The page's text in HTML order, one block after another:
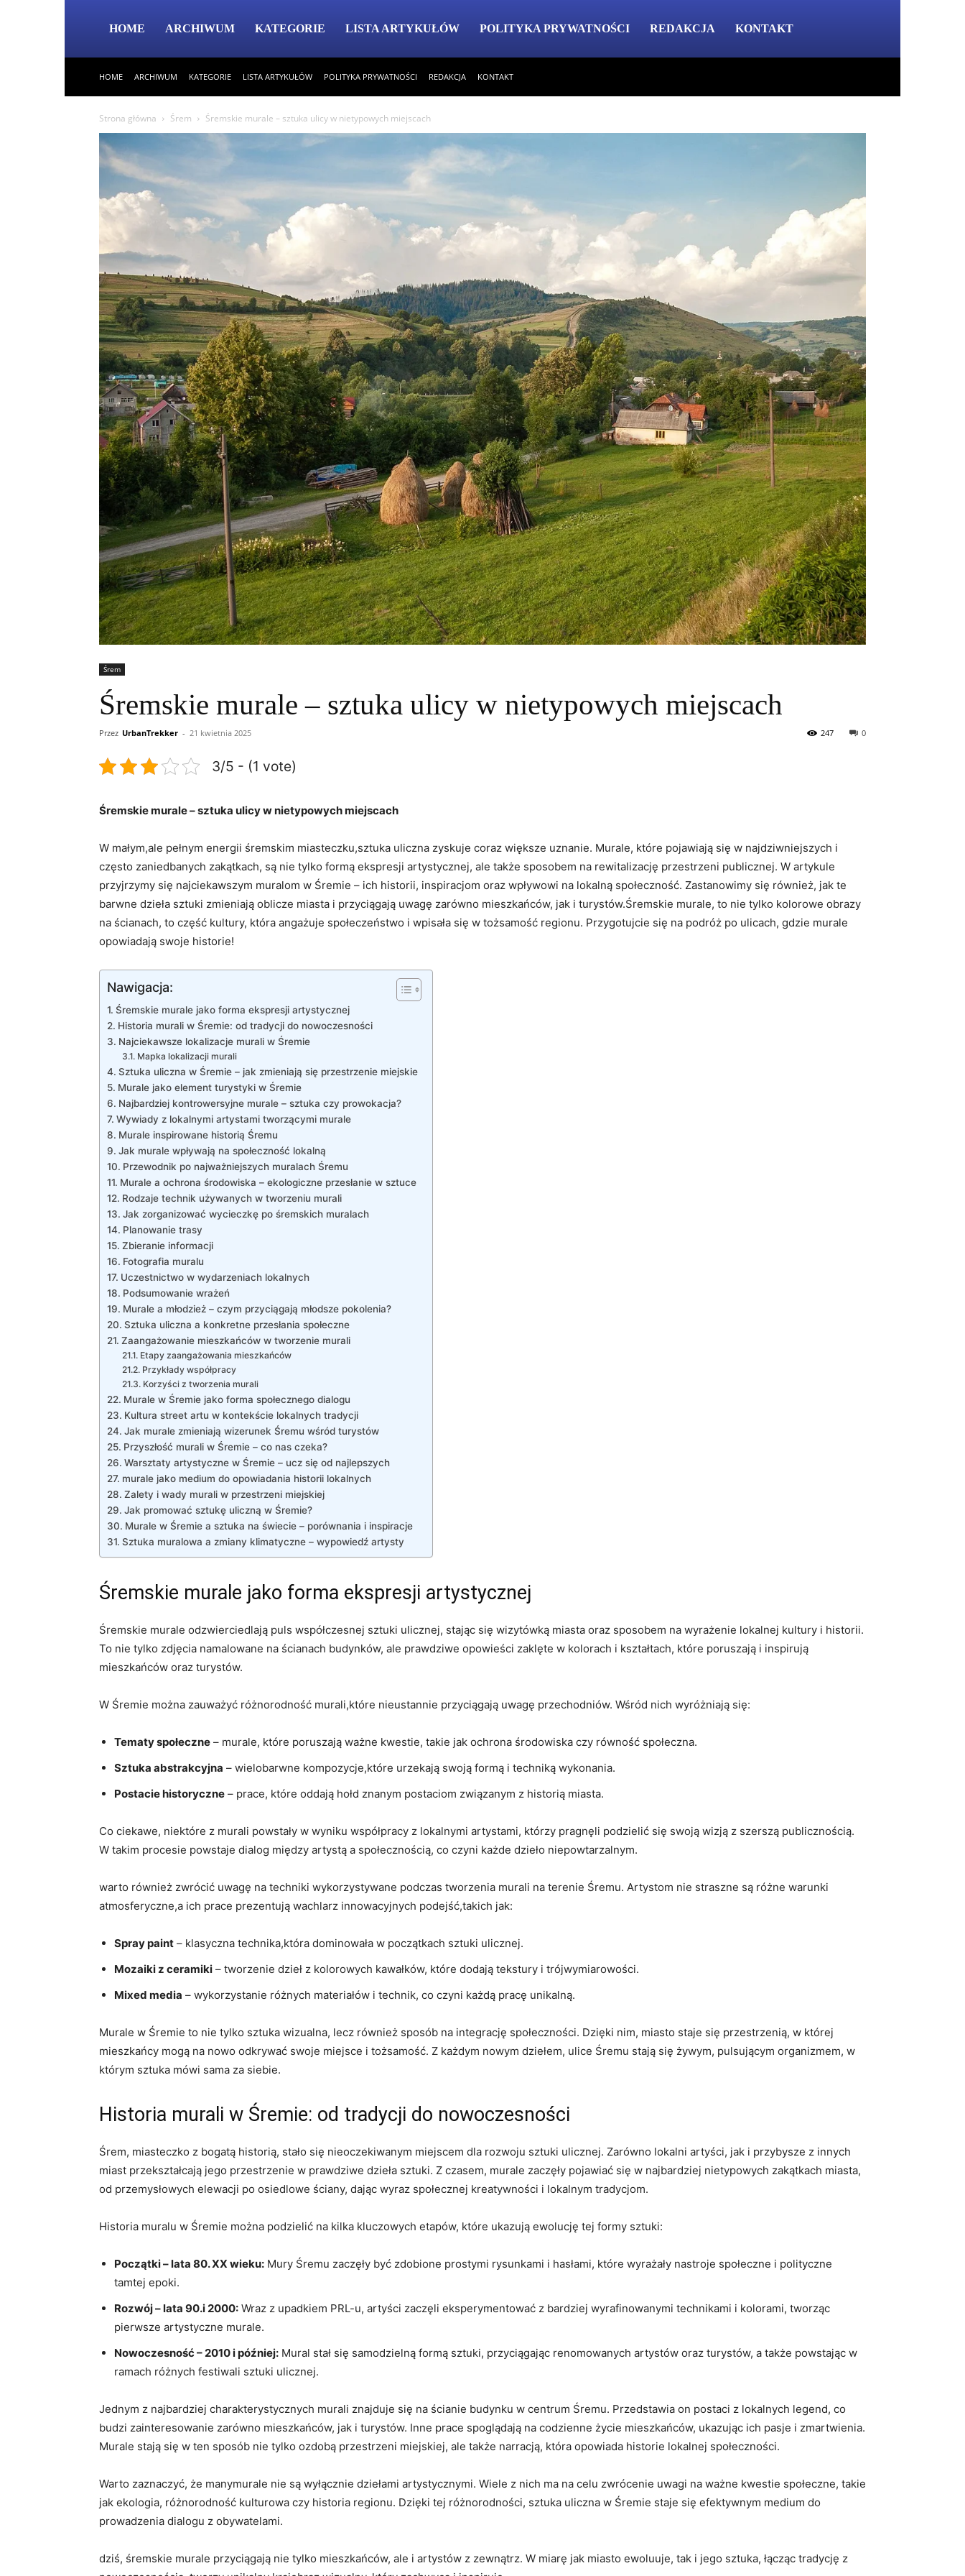
HOME ARCHIWUM KATEGORIE LISTA ARTYKUŁÓW POLITYKA PRYWATNOŚCI REDAKCJA KONTAKT
HOME ARCHIWUM KATEGORIE LISTA ARTYKUŁÓW POLITYKA PRYWATNOŚCI REDAKCJA KONTAKT
Strona główna Śrem Śremskie murale – sztuka ulicy w nietypowych miejscach
Śrem
Śremskie murale – sztuka ulicy w nietypowych miejscach
Przez UrbanTrekker - 21 kwietnia 2025 0
247
3/5 - (1 vote)
Śremskie murale – sztuka ulicy w nietypowych miejscach
W małym,ale pełnym energii śremskim miasteczku,sztuka uliczna zyskuje coraz większe uznanie. Murale, które pojawiają się w najdziwniejszych i
często zaniedbanych zakątkach, są nie tylko formą ekspresji artystycznej, ale także sposobem na rewitalizację przestrzeni publicznej. W artykule
przyjrzymy się najciekawszym muralom w Śremie – ich historii, inspiracjom oraz wpływowi na lokalną społeczność. Zastanowimy się również, jak te
barwne dzieła sztuki zmieniają oblicze miasta i przyciągają uwagę zarówno mieszkańców, jak i turystów.Śremskie murale, to nie tylko kolorowe obrazy
na ścianach, to część kultury, która angażuje społeczeństwo i wpisała się w tożsamość regionu. Przygotujcie się na podróż po ulicach, gdzie murale
opowiadają swoje historie!
Nawigacja:
Śremskie murale jako forma ekspresji artystycznej
Historia murali w Śremie: od tradycji do nowoczesności
Najciekawsze lokalizacje murali w Śremie
Mapka lokalizacji murali
Sztuka uliczna w Śremie – jak zmieniają się przestrzenie miejskie
Murale jako element turystyki w Śremie
Najbardziej kontrowersyjne murale – sztuka czy prowokacja?
Wywiady z lokalnymi artystami tworzącymi murale
Murale inspirowane historią Śremu
Jak murale wpływają na społeczność lokalną
Przewodnik po najważniejszych muralach Śremu
Murale a ochrona środowiska – ekologiczne przesłanie w sztuce
Rodzaje technik używanych w tworzeniu murali
Jak zorganizować wycieczkę po śremskich muralach
Planowanie trasy
Zbieranie informacji
Fotografia muralu
Uczestnictwo w wydarzeniach lokalnych
Podsumowanie wrażeń
Murale a młodzież – czym przyciągają młodsze pokolenia?
Sztuka uliczna a konkretne przesłania społeczne
Zaangażowanie mieszkańców w tworzenie murali
Etapy zaangażowania mieszkańców
Przykłady współpracy
Korzyści z tworzenia murali
Murale w Śremie jako forma społecznego dialogu
Kultura street artu w kontekście lokalnych tradycji
Jak murale zmieniają wizerunek Śremu wśród turystów
Przyszłość murali w Śremie – co nas czeka?
Warsztaty artystyczne w Śremie – ucz się od najlepszych
murale jako medium do opowiadania historii lokalnych
Zalety i wady murali w przestrzeni miejskiej
Jak promować sztukę uliczną w Śremie?
Murale w Śremie a sztuka na świecie – porównania i inspiracje
Sztuka muralowa a zmiany klimatyczne – wypowiedź artysty
Śremskie murale jako forma ekspresji artystycznej
Śremskie murale odzwierciedlają puls współczesnej sztuki ulicznej, stając się wizytówką miasta oraz sposobem na wyrażenie lokalnej kultury i historii.
To nie tylko zdjęcia namalowane na ścianach budynków, ale prawdziwe opowieści zaklęte w kolorach i kształtach, które poruszają i inspirują
mieszkańców oraz turystów.
W Śremie można zauważyć różnorodność murali,które nieustannie przyciągają uwagę przechodniów. Wśród nich wyróżniają się:
Tematy społeczne – murale, które poruszają ważne kwestie, takie jak ochrona środowiska czy równość społeczna.
Sztuka abstrakcyjna – wielobarwne kompozycje,które urzekają swoją formą i techniką wykonania.
Postacie historyczne – prace, które oddają hołd znanym postaciom związanym z historią miasta.
Co ciekawe, niektóre z murali powstały w wyniku współpracy z lokalnymi artystami, którzy pragnęli podzielić się swoją wizją z szerszą publicznością.
W takim procesie powstaje dialog między artystą a społecznością, co czyni każde dzieło niepowtarzalnym.
warto również zwrócić uwagę na techniki wykorzystywane podczas tworzenia murali na terenie Śremu. Artystom nie straszne są różne warunki
atmosferyczne,a ich prace prezentują wachlarz innowacyjnych podejść,takich jak:
Spray paint – klasyczna technika,która dominowała w początkach sztuki ulicznej.
Mozaiki z ceramiki – tworzenie dzieł z kolorowych kawałków, które dodają tekstury i trójwymiarowości.
Mixed media – wykorzystanie różnych materiałów i technik, co czyni każdą pracę unikalną.
Murale w Śremie to nie tylko sztuka wizualna, lecz również sposób na integrację społeczności. Dzięki nim, miasto staje się przestrzenią, w której
mieszkańcy mogą na nowo odkrywać swoje miejsce i tożsamość. Z każdym nowym dziełem, ulice Śremu stają się żywym, pulsującym organizmem, w
którym sztuka mówi sama za siebie.
Historia murali w Śremie: od tradycji do nowoczesności
Śrem, miasteczko z bogatą historią, stało się nieoczekiwanym miejscem dla rozwoju sztuki ulicznej. Zarówno lokalni artyści, jak i przybysze z innych
miast przekształcają jego przestrzenie w prawdziwe dzieła sztuki. Z czasem, murale zaczęły pojawiać się w najbardziej nietypowych zakątkach miasta,
od przemysłowych elewacji po osiedlowe ściany, dając wyraz społecznej kreatywności i lokalnym tradycjom.
Historia muralu w Śremie można podzielić na kilka kluczowych etapów, które ukazują ewolucję tej formy sztuki:
Początki – lata 80. XX wieku: Mury Śremu zaczęły być zdobione prostymi rysunkami i hasłami, które wyrażały nastroje społeczne i polityczne
tamtej epoki.
Rozwój – lata 90.i 2000: Wraz z upadkiem PRL-u, artyści zaczęli eksperymentować z bardziej wyrafinowanymi technikami i kolorami, tworząc
pierwsze artystyczne murale.
Nowoczesność – 2010 i później: Mural stał się samodzielną formą sztuki, przyciągając renomowanych artystów oraz turystów, a także powstając w
ramach różnych festiwali sztuki ulicznej.
Jednym z najbardziej charakterystycznych murali znajduje się na ścianie budynku w centrum Śremu. Przedstawia on postaci z lokalnych legend, co
budzi zainteresowanie zarówno mieszkańców, jak i turystów. Inne prace spoglądają na codzienne życie mieszkańców, ukazując ich pasje i zmartwienia.
Murale stają się w ten sposób nie tylko ozdobą przestrzeni miejskiej, ale także narracją, która opowiada historie lokalnej społeczności.
Warto zaznaczyć, że manymurale nie są wyłącznie dziełami artystycznymi. Wiele z nich ma na celu zwrócenie uwagi na ważne kwestie społeczne, takie
jak ekologia, różnorodność kulturowa czy historia regionu. Dzięki tej różnorodności, sztuka uliczna w Śremie staje się efektywnym medium do
prowadzenia dialogu z obywatelami.
dziś, śremskie murale przyciągają nie tylko mieszkańców, ale i artystów z zewnątrz. W miarę jak miasto ewoluuje, tak i jego sztuka, łącząc tradycję z